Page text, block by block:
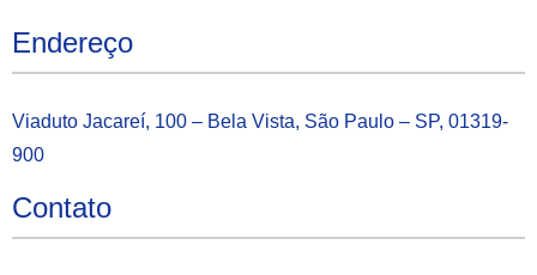
Endereço
Viaduto Jacareí, 100 – Bela Vista, São Paulo – SP, 01319-
900
Contato